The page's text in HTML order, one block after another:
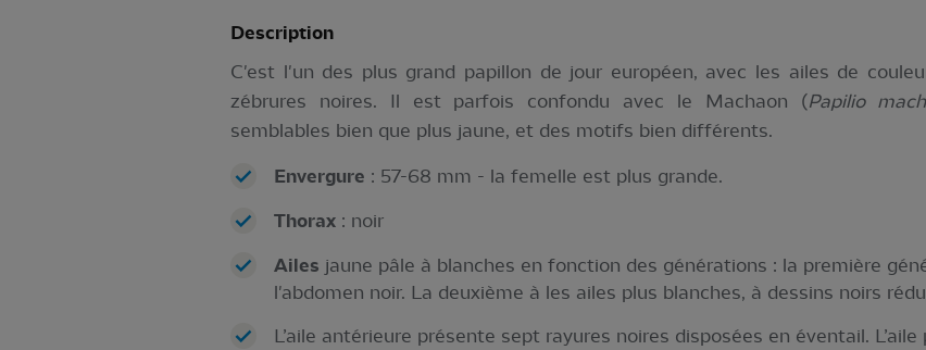
Description
C'est l'un des plus grand papillon de jour européen, avec les ailes de
zébrures noires. Il est parfois confondu avec le Machaon (Papilio
semblables bien que plus jaune, et des motifs bien différents.
Envergure : 57-68 mm - la femelle est plus grande.
Thorax: noir
Ailes jaune pâle à blanches en fonction des générations : la première
l'abdomen noir. La deuxième à les ailes plus blanches, à dessins noirs
L’aile antérieure présente sept rayures noires disposées en éventail.